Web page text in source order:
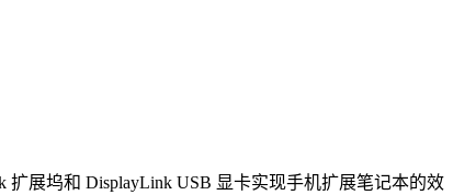
扩展坞和 DisplayLink USB 显卡实现手机扩展笔记本的效